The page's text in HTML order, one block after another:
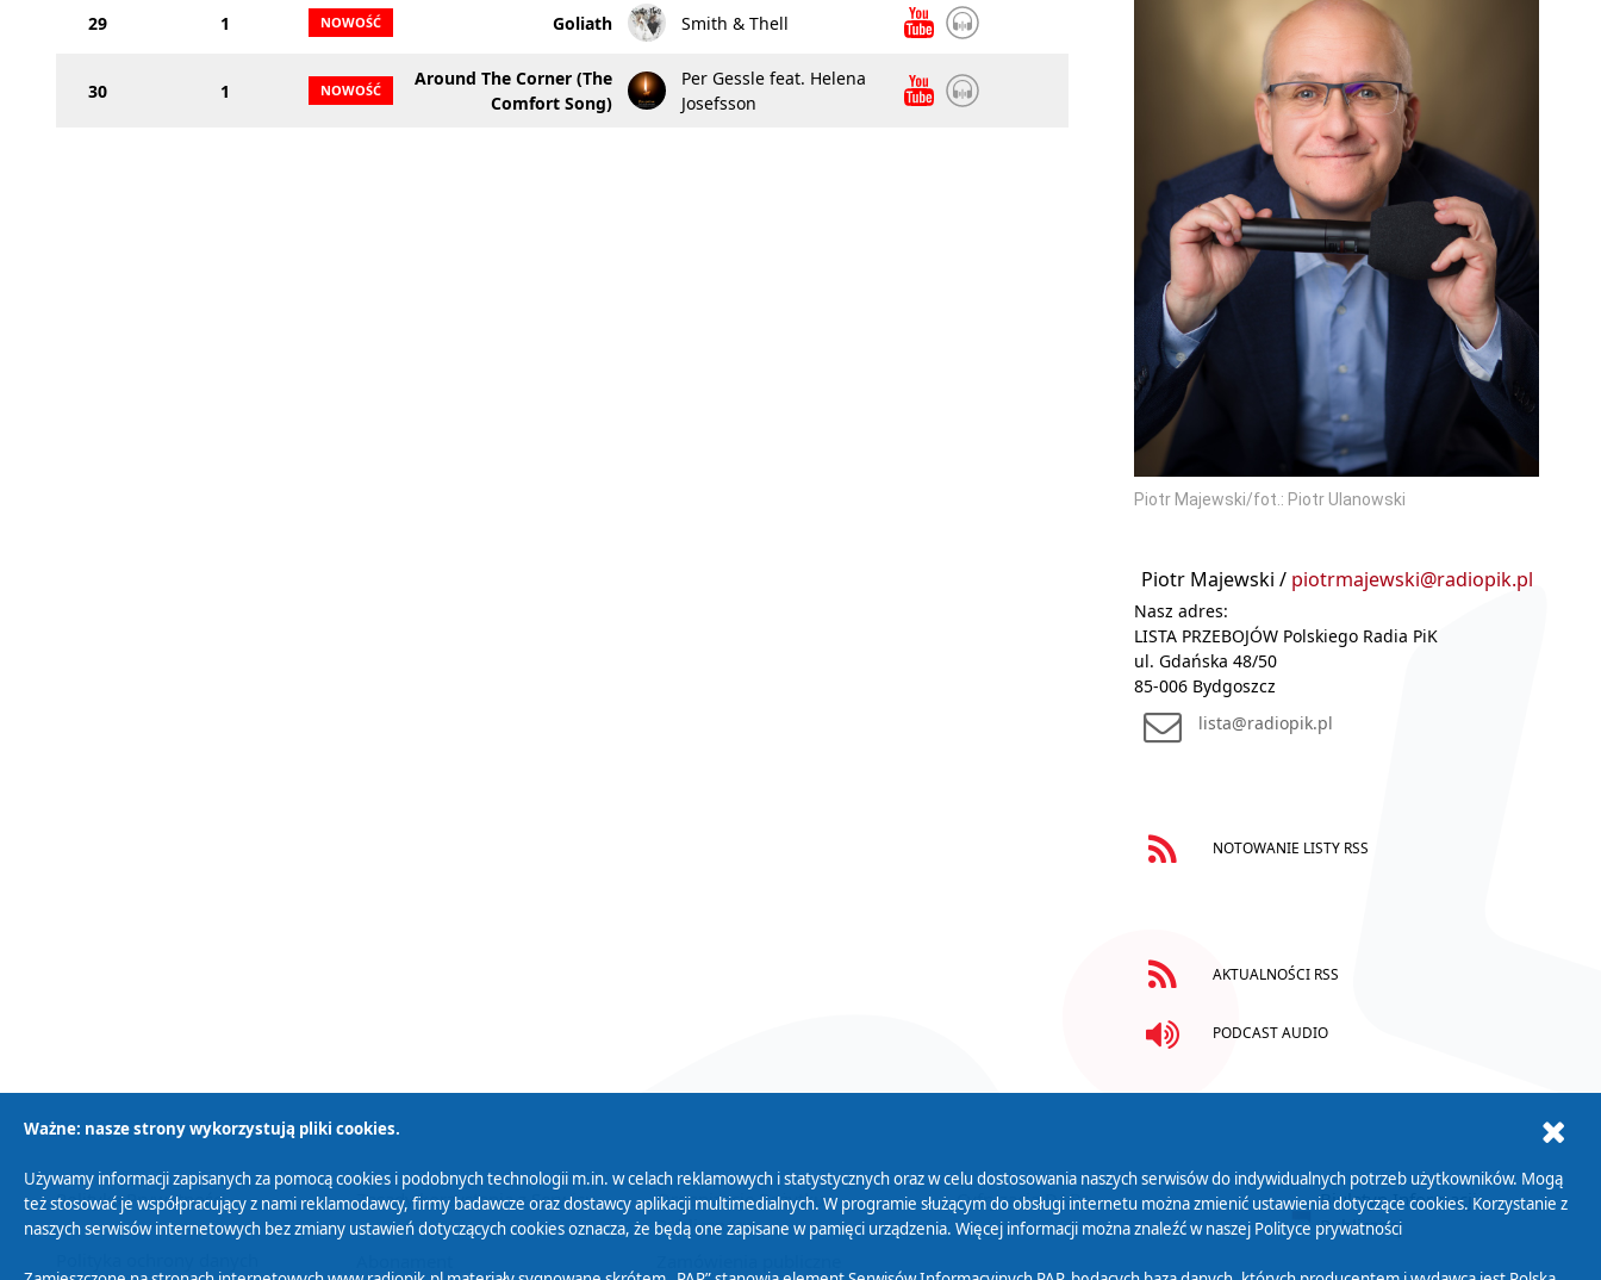
29 1 Goliath Smith & Thell
30 1
Around The Corner (The
Comfort Song)
Per Gessle feat. Helena
Josefsson
Piotr Majewski/fot.: Piotr Ulanowski
Piotr Majewski / piotrmajewski@radiopik.pl
Nasz adres:
LISTA PRZEBOJÓW Polskiego Radia PiK
ul. Gdańska 48/50
85-006 Bydgoszcz
lista@radiopik.pl
NOTOWANIE LISTY RSS
AKTUALNOŚCI RSS
PODCAST AUDIO
Polityka Prywatności Zasady korzystania z Serwisu
Organizacje Pożytku
Publicznego
Cyfryzacja DAB+
Biuletyn Informacji
Publicznej
Ważne: nasze strony wykorzystują pliki cookies.
Używamy informacji zapisanych za pomocą cookies i podobnych technologii m.in. w celach reklamowych i statystycznych oraz w celu dostosowania naszych serwisów do indywidualnych potrzeb użytkowników. Mogą
też stosować je współpracujący z nami reklamodawcy, firmy badawcze oraz dostawcy aplikacji multimedialnych. W programie służącym do obsługi internetu można zmienić ustawienia dotyczące cookies. Korzystanie z
naszych serwisów internetowych bez zmiany ustawień dotyczących cookies oznacza, że będą one zapisane w pamięci urządzenia. Więcej informacji można znaleźć w naszej Polityce prywatności